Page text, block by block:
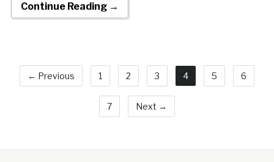
Continue Reading →
← Previous 1 2 3 4 5 6
7 Next →